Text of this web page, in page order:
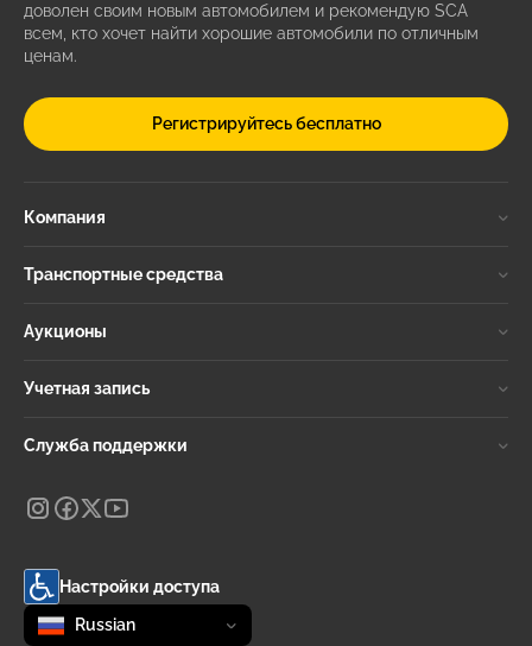
доволен своим новым автомобилем и рекомендую SCA
всем, кто хочет найти хорошие автомобили по отличным
ценам.
Регистрируйтесь бесплатно
Компания
Транспортные средства
Аукционы
Учетная запись
Служба поддержки
Настройки доступа
Change language
selected
Russian